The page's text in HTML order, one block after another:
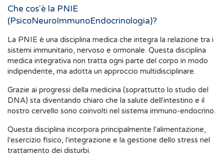
Che cos'è la PNIE
(PsicoNeuroImmunoEndocrinologia)?
La PNIE è una disciplina medica che integra la relazione tra i
sistemi immunitario, nervoso e ormonale. Questa disciplina
medica integrativa non tratta ogni parte del corpo in modo
indipendente, ma adotta un approccio multidisciplinare.
Grazie ai progressi della medicina (soprattutto lo studio del
DNA) sta diventando chiaro che la salute dell'intestino e il
nostro cervello sono coinvolti nel sistema immuno-endocrino.
Questa disciplina incorpora principalmente l'alimentazione,
l'esercizio fisico, l'integrazione e la gestione dello stress nel
trattamento dei disturbi.